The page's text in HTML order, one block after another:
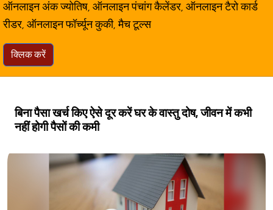
ऑनलाइन अंक ज्योतिष, ऑनलाइन पंचांग कैलेंडर, ऑनलाइन टैरो कार्ड
रीडर, ऑनलाइन फॉर्च्यून कुकी, मैच टूल्स
क्लिक करें
बिना पैसा खर्च किए ऐसे दूर करें घर के वास्‍तु दोष, जीवन में कभी
नहीं होगी पैसों की कमी